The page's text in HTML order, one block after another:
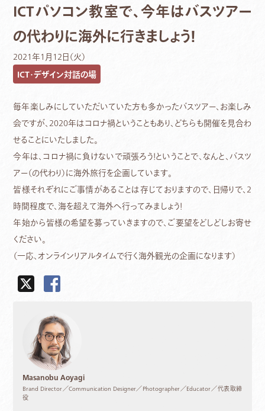
ICTパソコン教室で、今年はバスツアー
の代わりに海外に行きましょう！
2021年1月12日（火）
ICT・デザイン対話の場
毎年楽しみにしていただいていた方も多かったバスツアー、お楽しみ
会ですが、2020年はコロナ禍ということもあり、どちらも開催を見合わ
せることにいたしました。
今年は、コロナ禍に負けないで頑張ろう！ということで、なんと、バスツ
アー（の代わり）に海外旅行を企画しています。
皆様それぞれにご事情があることは存じておりますので、日帰りで、2
時間程度で、海を超えて海外へ行ってみましょう！
年始から皆様の希望を募っていきますので、ご要望をどしどしお寄せ
ください。
（一応、オンラインリアルタイムで行く海外観光の企画になります）
Masanobu Aoyagi
Brand Director／Communication Designer／Photographer／Educator／代表取締
役